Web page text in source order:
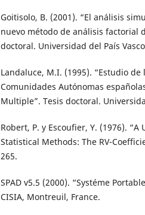
Goitisolo, B. (2001). “El análisis
nuevo método de análisis factorial
doctoral. Universidad del País
Landaluce, M.I. (1995). “Estudio
Comunidades Autónomas
Multiple”. Tesis doctoral.
Robert, P. y Escoufier, Y. (1976).
Statistical Methods: The RV-
265.
SPAD v5.5 (2000). “Systéme
CISIA, Montreuil, France.